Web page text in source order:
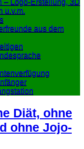
– Logo-Erstellung, 3D
u.v.m.
aus dem
Diät, ohne
ohne Jojo-